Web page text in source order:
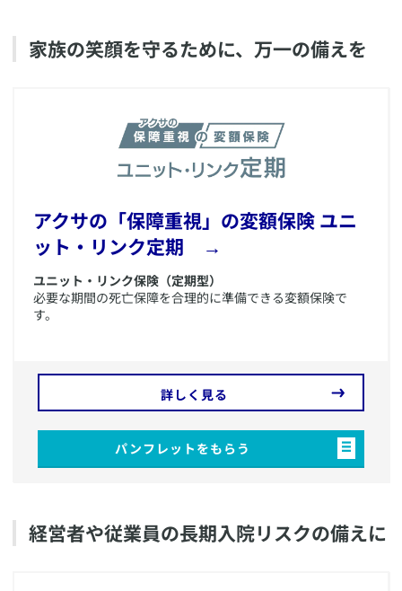
​家族の笑顔を守るために、万一の備えを
​アクサの「保障重視」の変額保険 ユニ
ット・リンク定期 →
ユニット・リンク保険（定期型）
必要な期間の死亡保障を合理的に準備できる変額保険で
す。
詳しく見る
パンフレットをもらう
​経営者や従業員の長期入院リスクの備えに